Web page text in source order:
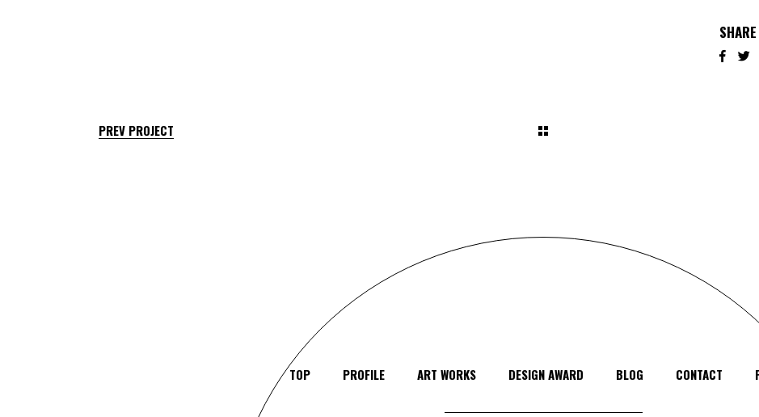
SHARE
PREV PROJECT
TOP PROFILE ART WORKS DESIGN AWARD BLOG CONTACT